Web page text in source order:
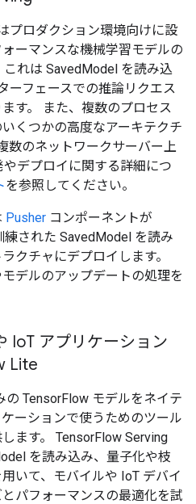
プロダクション環境向けに設
ーマンスな機械学習モデルの
れは SavedModel を読み込
ーフェースでの推論リクエス
す。 また、複数のプロセス
くつかの高度なアーキテクチ
数のネットワークサーバー上
デプロイに関する詳細につ
を参照してください。
Pusher コンポーネントが
された SavedModel を読み
クチャにデプロイします。
デルのアップデートの処理を
IoT アプリケーション
Lite
の TensorFlow モデルをネイテ
ーションで使うためのツール
ます。 TensorFlow Serving
を読み込み、量子化や枝
いて、モバイルや IoT デバイ
パフォーマンスの最適化を試